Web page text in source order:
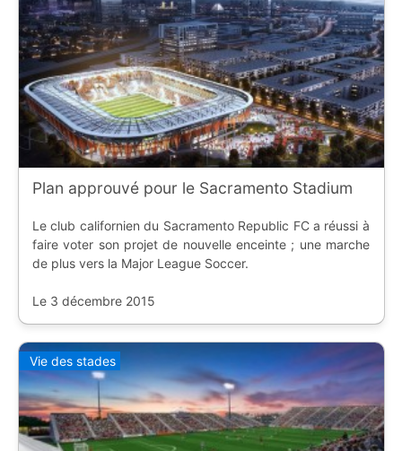
Plan approuvé pour le Sacramento Stadium
Le club californien du Sacramento Republic FC a réussi à
faire voter son projet de nouvelle enceinte ; une marche
de plus vers la Major League Soccer.
Le 3 décembre 2015
Vie des stades